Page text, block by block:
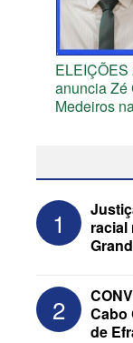
anuncia Zé
Medeiros
1
racial
2
Cabo
de